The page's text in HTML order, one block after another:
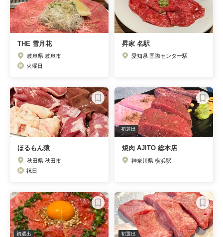
THE 雪月花
岐阜県 岐阜市
火曜日
昇家 名駅
愛知県 国際センター駅
ほるもん猿
秋田県 秋田市
祝日
初選出
焼肉 AJITO 総本店
神奈川県 横浜駅
初選出 初選出